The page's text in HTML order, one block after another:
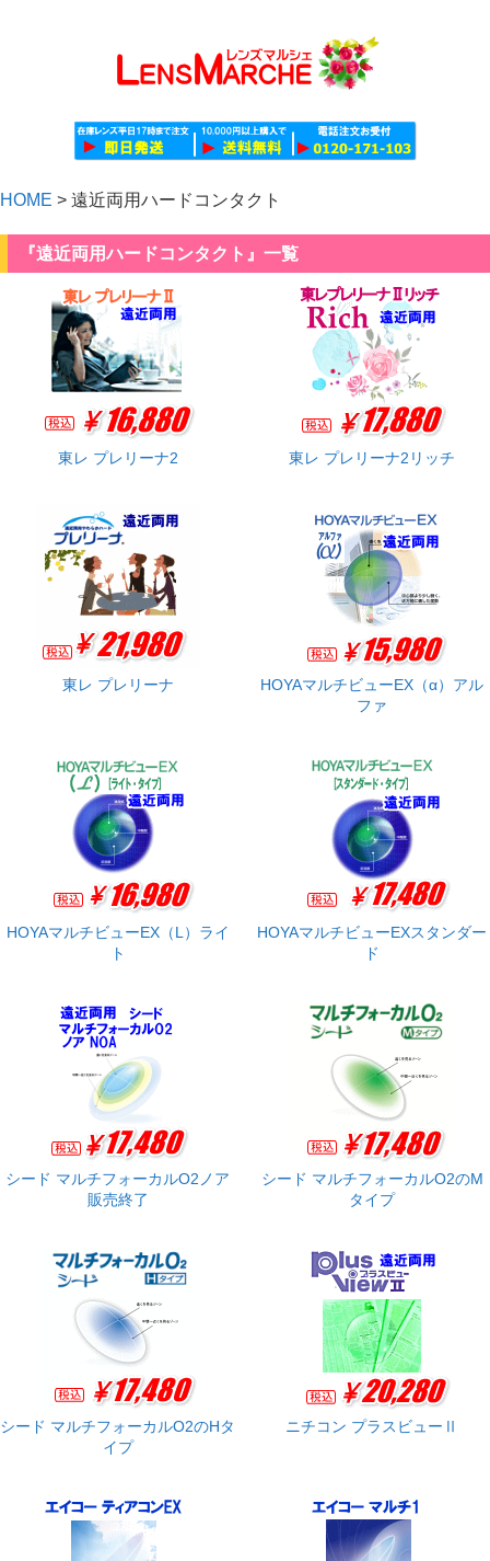
HOME > 遠近両用ハードコンタクト
『遠近両用ハードコンタクト』一覧
東レ プレリーナ2 東レ プレリーナ2リッチ
東レ プレリーナ
HOYAマルチビューEX（α）アル
ファ
HOYAマルチビューEX（L）ライ
ト
HOYAマルチビューEXスタンダー
ド
シード マルチフォーカルO2ノア
販売終了
シード マルチフォーカルO2のM
タイプ
シード マルチフォーカルO2のHタ
イプ
ニチコン プラスビューⅡ